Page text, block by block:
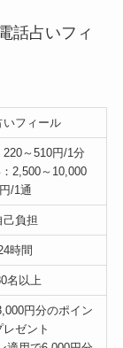
話占いフィ
いフィール
220～510円/1分
2,500～10,000
円/1通
己負担
時間
名以上
円分のポイン
レゼント